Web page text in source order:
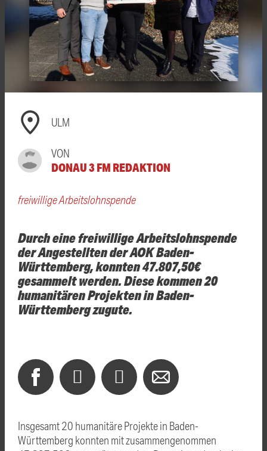
ULM
VON
DONAU 3 FM REDAKTION
freiwillige Arbeitslohnspende
Durch eine freiwillige Arbeitslohnspende
der Angestellten der AOK Baden-
Württemberg, konnten 47.807,50€
gesammelt werden. Diese kommen 20
humanitären Projekten in Baden-
Württemberg zugute.
Insgesamt 20 humanitäre Projekte in Baden-
Württemberg konnten mit zusammengenommen